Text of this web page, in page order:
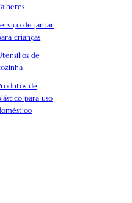
de jantar
crianças
de
de
para uso